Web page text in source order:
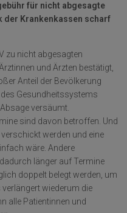
für nicht abgesagte
der Krankenkassen scharf
zu nicht abgesagten
und Ärzten bestätigt,
Anteil der Bevölkerung
Gesundheitssystems
versäumt.
sind davon betroffen. Und
werden und eine
wäre. Andere
länger auf Termine
doppelt belegt werden, um
wiederum die
alle Patientinnen und